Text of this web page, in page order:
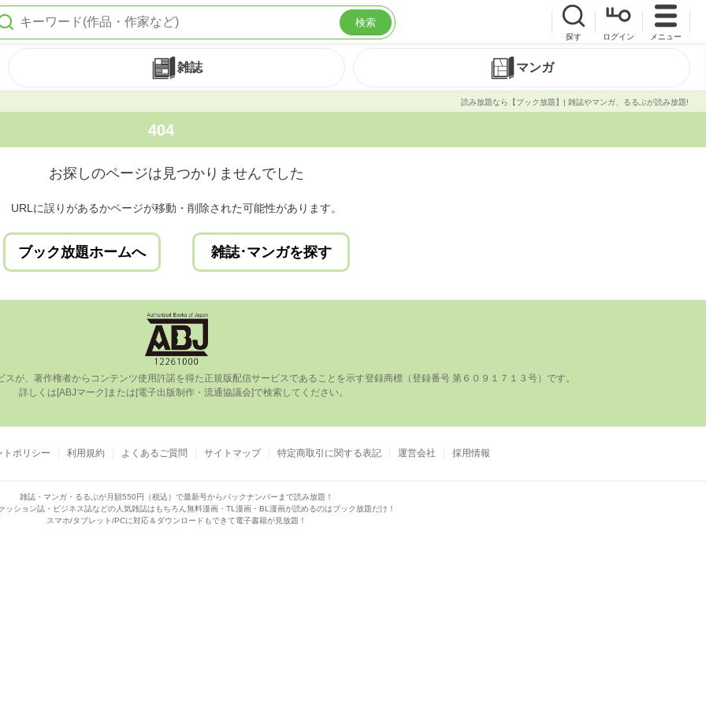
検索
探す ログイン メニュー
雑誌 マンガ
読み放題なら【ブック放題】| 雑誌やマンガ、るるぶが読み放題!
404
お探しのページは見つかりませんでした
URLに誤りがあるかページが移動・削除された可能性があります。
ブック放題ホームへ 雑誌･マンガを探す
が、著作権者からコンテンツ使⽤許諾を得た正規版配信サービスであることを⽰す登録商標（登録番号 第６０９１７１３号）です。
トポリシー 利用規約 よくあるご質問 サイトマップ 特定商取引に関する表記 運営会社 採用情報
雑誌・マンガ・るるぶが月額550円（税込）で最新号からバックナンバーまで読み放題！
ッション誌・ビジネス誌などの人気雑誌はもちろん 無料漫画・TL漫画・BL漫画が読めるのはブック放題だけ！
スマホ/タブレット/PCに対応＆ダウンロードもできて電子書籍が見放題！